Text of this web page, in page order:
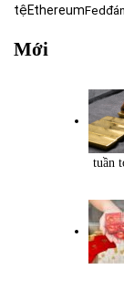
tệEthereumFed
Mới
tuần